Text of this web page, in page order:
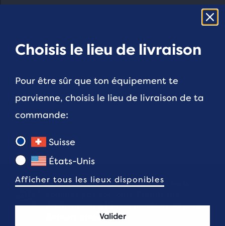
Si tu n’es pas satisfait(e), nous ne le
équipement à l’essai pendant 90 jours.
Retours gratuits.
Choisis le lieu de livraison
Pour être sûr que ton équipement te
parvienne, choisis le lieu de livraison de ta
commande:
Suisse
États-Unis
Afficher tous les lieux disponibles
Valider